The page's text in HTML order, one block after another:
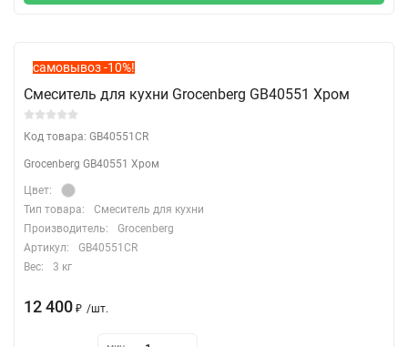
самовывоз -10%!
Смеситель для кухни Grocenberg GB40551 Хром
Код товара: GB40551CR
Grocenberg GB40551 Хром
Цвет:
Тип товара:
Смеситель для кухни
Производитель:
Grocenberg
Артикул:
GB40551CR
Вес:
3 кг
12 400 ₽ /шт.